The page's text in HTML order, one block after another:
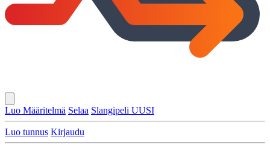
Luo Määritelmä Selaa Slangipeli UUSI
Luo tunnus Kirjaudu